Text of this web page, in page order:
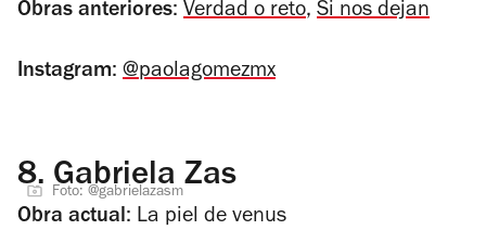
Obras anteriores: Verdad o reto, Si nos dejan
Instagram: @paolagomezmx
8. Gabriela Zas
Foto: @gabrielazasm
Obra actual: La piel de venus